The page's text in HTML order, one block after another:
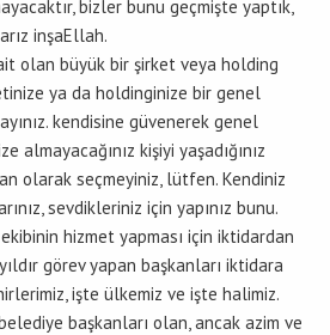
bizler bunu geçmişte yaptık,
inşaEllah.
olan büyük bir şirket veya holding
ya da holdinginize bir genel
kendisine güvenerek genel
almayacağınız kişiyi yaşadığınız
olarak seçmeyiniz, lütfen. Kendiniz
sevdikleriniz için yapınız bunu.
hizmet yapması için iktidardan
görev yapan başkanları iktidara
işte ülkemiz ve işte halimiz.
başkanları olan, ancak azim ve